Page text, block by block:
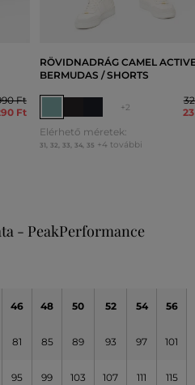
Ft
Ft
RÖVIDNADRÁG CAMEL
BERMUDAS / SHORTS
+2
Elérhető méretek:
31 32 33 34 35 +4 további
- PeakPerformance
46 48 50 52 54 56
81 85 89 93 97 101
95 99 103 107 111 115